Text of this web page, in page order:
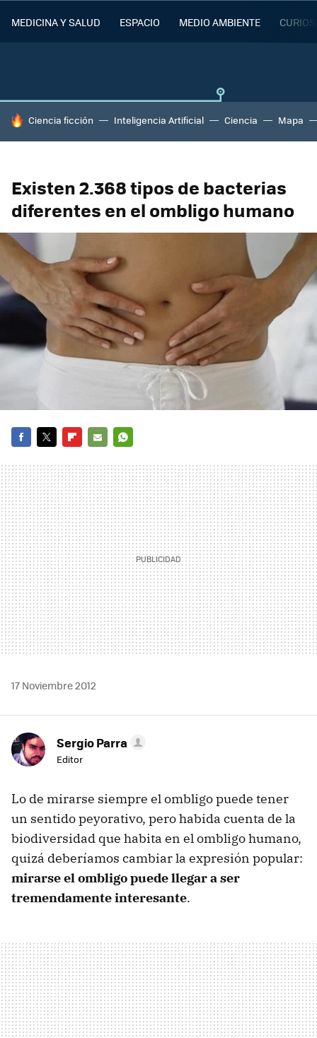
MEDICINA Y SALUD ESPACIO MEDIO AMBIENTE
HOY SE HABLA DE
Ciencia ficción Inteligencia Artificial Ciencia Mapa
Existen 2.368 tipos de bacterias
diferentes en el ombligo humano
MAIL
17 Noviembre 2012
Sergio Parra
Editor
Lo de mirarse siempre el ombligo puede tener
un sentido peyorativo, pero habida cuenta de la
biodiversidad que habita en el ombligo humano,
quizá deberíamos cambiar la expresión popular:
mirarse el ombligo puede llegar a ser
tremendamente interesante.